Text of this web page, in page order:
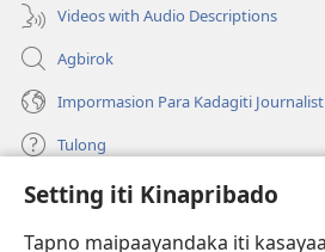
Setting iti Kinapribado
Tapno maipaayandaka iti
Videos with Audio Descriptions
Agbirok
Impormasion Para Kadagiti
Tulong
Donasion
(manglukat
iti